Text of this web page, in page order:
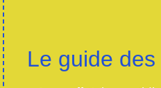
Le guide